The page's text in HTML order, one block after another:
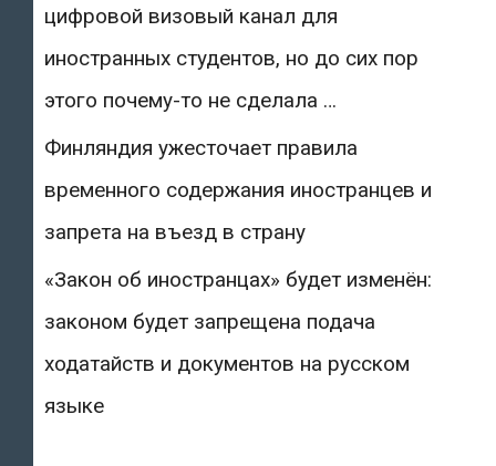
цифровой визовый канал для
иностранных студентов, но до сих пор
этого почему-то не сделала …
Финляндия ужесточает правила
временного содержания иностранцев и
запрета на въезд в страну
«Закон об иностранцах» будет изменён:
законом будет запрещена подача
ходатайств и документов на русском
языке